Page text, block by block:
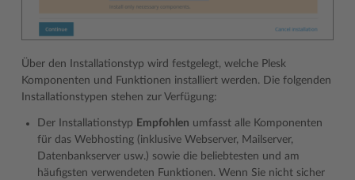
Über den Installationstyp wird festgelegt, welche Plesk
Komponenten und Funktionen installiert werden. Die folgenden
Installationstypen stehen zur Verfügung:
Der Installationstyp Empfohlen umfasst alle Komponenten
für das Webhosting (inklusive Webserver, Mailserver,
Datenbankserver usw.) sowie die beliebtesten und am
häufigsten verwendeten Funktionen. Wenn Sie nicht sicher